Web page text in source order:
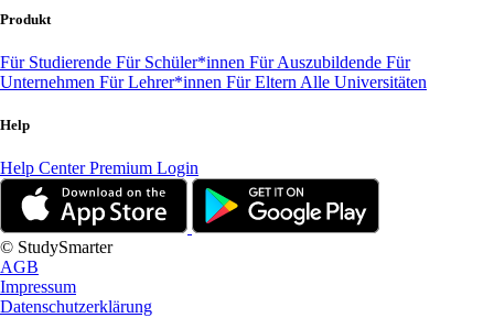
Produkt
Für Studierende Für Schüler*innen Für Auszubildende Für
Unternehmen Für Lehrer*innen Für Eltern Alle Universitäten
Help
Help CenterPremium Login
© StudySmarter
AGB
Impressum
Datenschutzerklärung